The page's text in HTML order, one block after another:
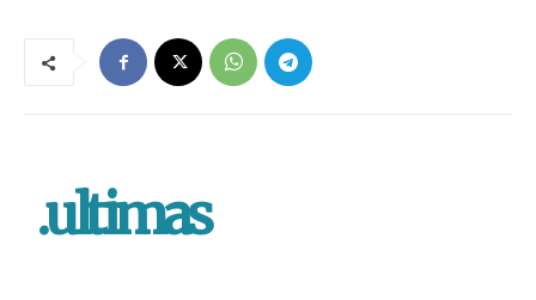
.ultimas